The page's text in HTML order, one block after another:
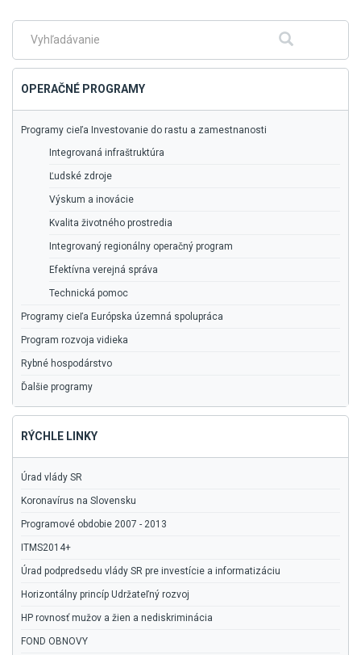
menu
Fulltextové
Hľadať
OPERAČNÉ PROGRAMY
Programy cieľa Investovanie do rastu a zamestnanosti
Integrovaná infraštruktúra
Ľudské zdroje
Výskum a inovácie
Kvalita životného prostredia
Integrovaný regionálny operačný program
Efektívna verejná správa
Technická pomoc
Programy cieľa Európska územná spolupráca
Program rozvoja vidieka
Rybné hospodárstvo
Ďalšie programy
RÝCHLE LINKY
Úrad vlády SR
Koronavírus na Slovensku
Programové obdobie 2007 - 2013
ITMS2014+
Úrad podpredsedu vlády SR pre investície a informatizáciu
Horizontálny princíp Udržateľný rozvoj
HP rovnosť mužov a žien a nediskriminácia
FOND OBNOVY